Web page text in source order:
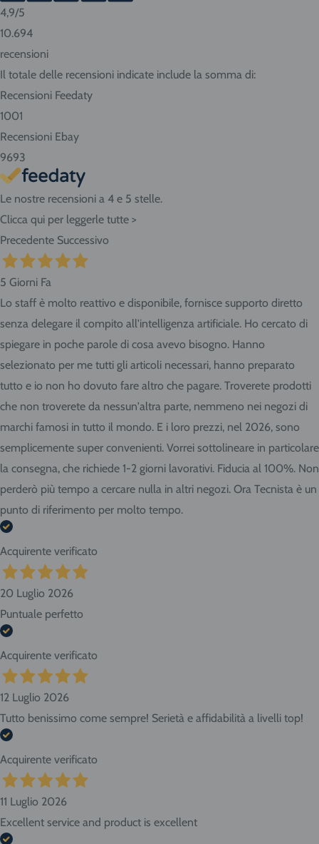
Consigliamo sempre di contattarci prima di effettuare la
prenotazione per conoscere in anticipo i tempi di consegna.
Se abiti nella nostra zona ritira i prodotti direttamente
presso il negozio! Seleziona "Ritiro" al momento del
checkout dell'ordine e vieni in Via Giovanni da Udine, 40 -
San Giorgio di Nogaro (UD) 33058.
4,9/5
10.694
recensioni
Il totale delle recensioni indicate include la somma di:
Recensioni Feedaty
1001
Recensioni Ebay
9693
Le nostre recensioni a 4 e 5 stelle.
Clicca qui per leggerle tutte >
Precedente Successivo
5 Giorni Fa
Lo staff è molto reattivo e disponibile, fornisce supporto diretto
senza delegare il compito all'intelligenza artificiale. Ho cercato di
spiegare in poche parole di cosa avevo bisogno. Hanno
selezionato per me tutti gli articoli necessari, hanno preparato
tutto e io non ho dovuto fare altro che pagare. Troverete prodotti
che non troverete da nessun'altra parte, nemmeno nei negozi di
marchi famosi in tutto il mondo. E i loro prezzi, nel 2026, sono
semplicemente super convenienti. Vorrei sottolineare in particolare
la consegna, che richiede 1-2 giorni lavorativi. Fiducia al 100%. Non
perderò più tempo a cercare nulla in altri negozi. Ora Tecnista è un
punto di riferimento per molto tempo.
Acquirente verificato
20 Luglio 2026
Puntuale perfetto
Acquirente verificato
12 Luglio 2026
Tutto benissimo come sempre! Serietà e affidabilità a livelli top!
Acquirente verificato
11 Luglio 2026
Excellent service and product is excellent